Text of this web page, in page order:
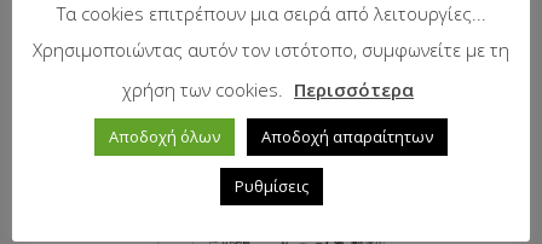
Τα cookies επιτρέπουν μια σειρά από λειτουργίες...
Χρησιμοποιώντας αυτόν τον ιστότοπο, συμφωνείτε με τη
χρήση των cookies.
Περισσότερα
Αποδοχή όλων Αποδοχή απαραίτητων
Ρυθμίσεις